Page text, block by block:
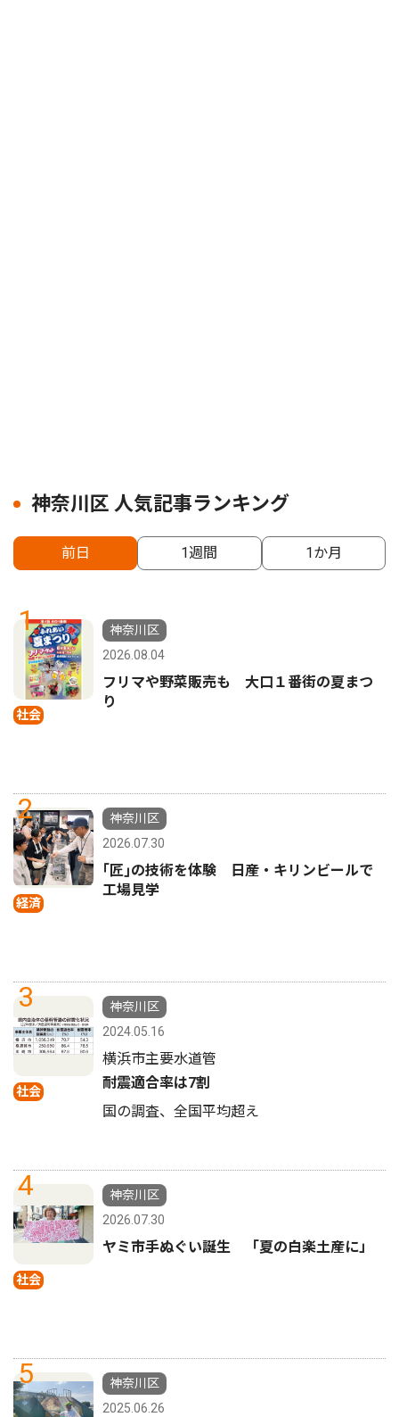
神奈川区 人気記事ランキング
前日 1週間 1か月
1
社会
神奈川区
2026.08.04
フリマや野菜販売も 大口１番街の夏まつ
り
2
経済
神奈川区
2026.07.30
｢匠｣の技術を体験 日産・キリンビールで
工場見学
3
社会
神奈川区
2024.05.16
横浜市主要水道管
耐震適合率は7割
国の調査、全国平均超え
4
社会
神奈川区
2026.07.30
ヤミ市手ぬぐい誕生 「夏の白楽土産に」
5
神奈川区
2025.06.26